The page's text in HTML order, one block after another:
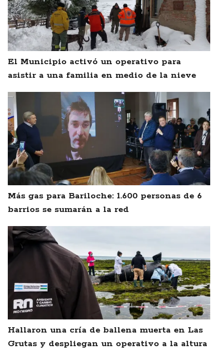
El Municipio activó un operativo para
asistir a una familia en medio de la nieve
Más gas para Bariloche: 1.600 personas de 6
barrios se sumarán a la red
Hallaron una cría de ballena muerta en Las
Grutas y despliegan un operativo a la altura